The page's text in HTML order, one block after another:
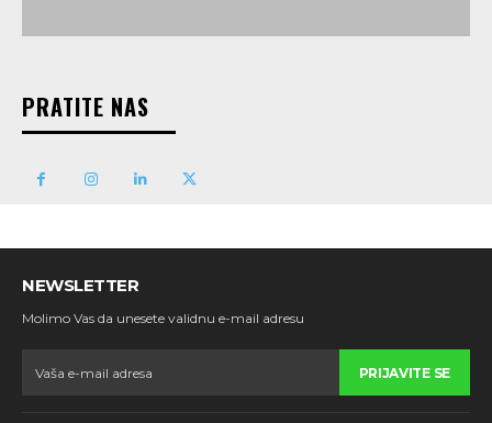
PRATITE NAS
NEWSLETTER
Molimo Vas da unesete validnu e-mail adresu
PRIJAVITE SE